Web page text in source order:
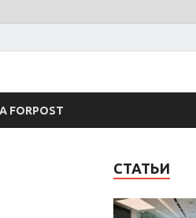
FORPOST
СТАТЬИ